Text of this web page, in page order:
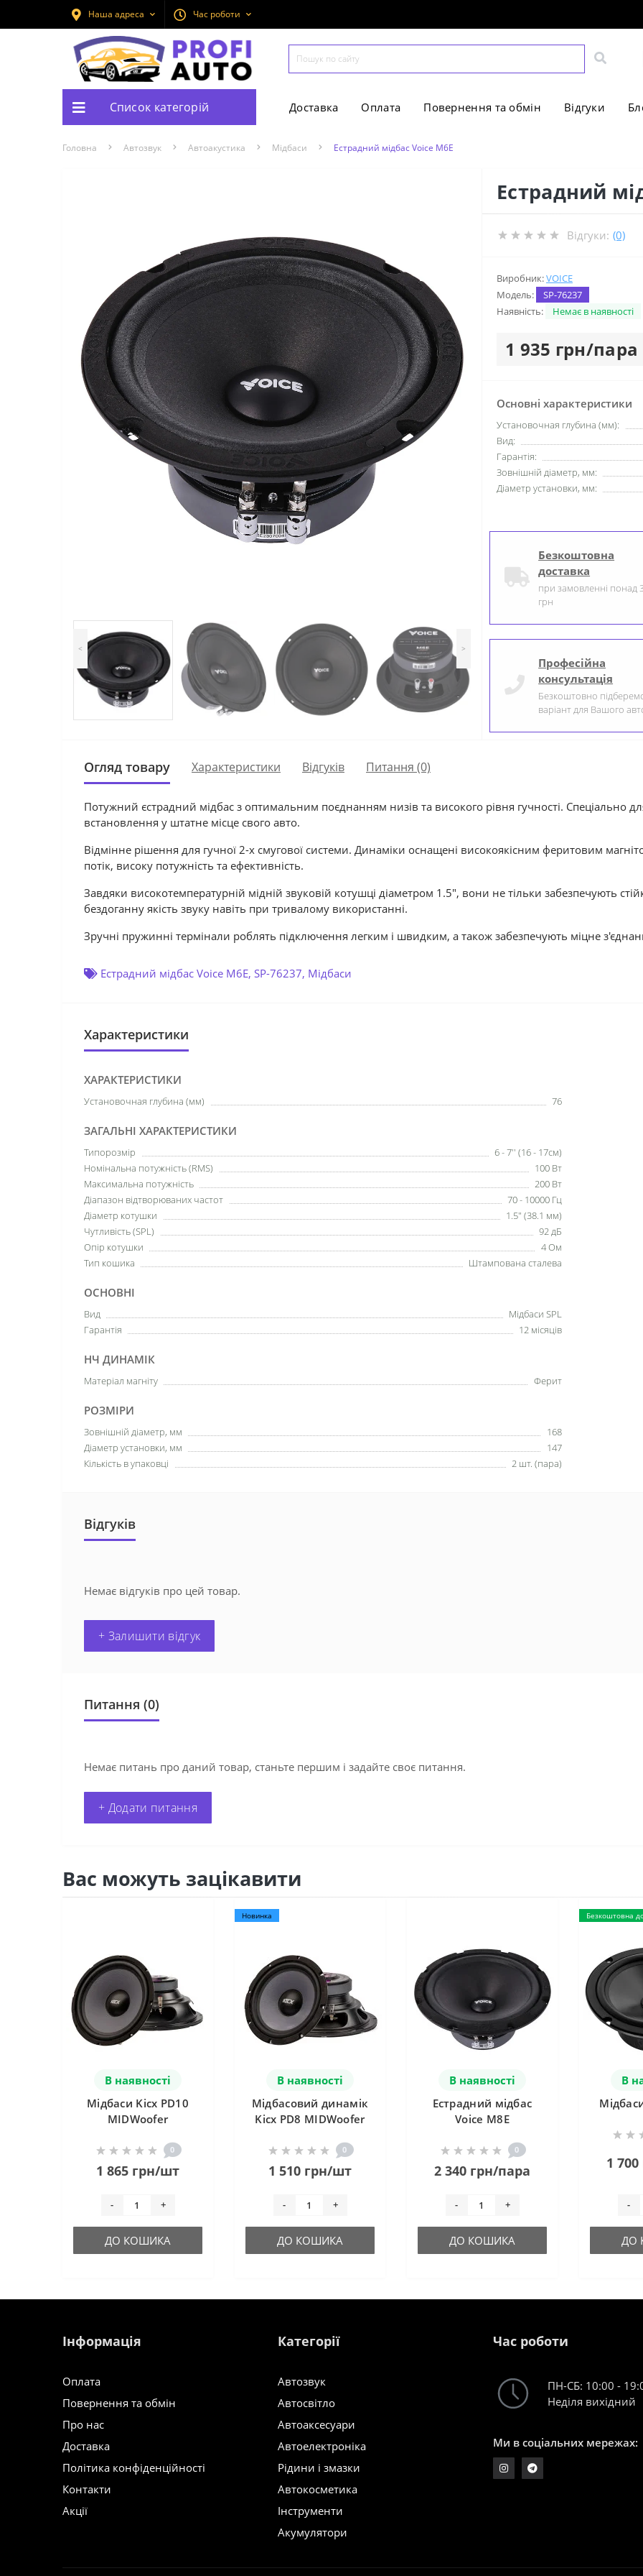
Наша адреса Час роботи
Список категорій Доставка Оплата Повернення та обмін Відгуки
Головна Автозвук Автоакустика Мідбаси Естрадний мідбас Voice M6E
< >
Естрадний
Відгуки: (0)
Виробник:VOICE
Модель:
SP-76237
Наявність:
Немає в наявності
1 935 грн/пара
Основні характеристики
Установочная глубина (мм):
Вид:
Гарантія:
Зовнішній діаметр, мм:
Діаметр установки, мм:
Безкоштовна
доставка
при замовленні понад
грн
Професійна
консультація
Безкоштовно
варіант для Вашого
Огляд товару Характеристики Відгуків Питання (0)
Потужний єстрадний мідбас з оптимальним поєднанням низів та високого рівня гучності. Спеціально
встановлення у штатне місце свого авто.
Відмінне рішення для гучної 2-х смугової системи. Динаміки оснащені високоякісним феритовим
потік, високу потужність та ефективність.
Завдяки високотемпературній мідній звуковій котушці діаметром 1.5", вони не тільки забезпечують
бездоганну якість звуку навіть при тривалому використанні.
Зручні пружинні термінали роблять підключення легким і швидким, а також забезпечують міцне
Естрадний мідбас Voice M6E, SP-76237, Мідбаси
Характеристики
ХАРАКТЕРИСТИКИ
Установочная глубина (мм) 76
ЗАГАЛЬНІ ХАРАКТЕРИСТИКИ
Типорозмір
6 - 7'' (16 - 17см)
Номінальна потужність (RMS)
100 Вт
Максимальна потужність
200 Вт
Діапазон відтворюваних частот
70 - 10000 Гц
Діаметр котушки
1.5" (38.1 мм)
Чутливість (SPL)
92 дБ
Опір котушки
4 Ом
Тип кошика
Штампована сталева
ОСНОВНІ
Вид
Мідбаси SPL
Гарантія
12 місяців
НЧ ДИНАМІК
Матеріал магніту Ферит
РОЗМІРИ
Зовнішній діаметр, мм
168
Діаметр установки, мм
147
Кількість в упаковці
2 шт. (пара)
Відгуків
Немає відгуків про цей товар.
+ Залишити відгук
Питання (0)
Немає питань про даний товар, станьте першим і задайте своє питання.
+ Додати питання
Вас можуть зацікавити
В наявності
Мідбаси Kicx PD10
MIDWoofer
0
1 865 грн/шт
- +
ДО КОШИКА
Новинка
В наявності
Мідбасовий динамік
Kicx PD8 MIDWoofer
0
1 510 грн/шт
- +
ДО КОШИКА
В наявності
Естрадний мідбас
Voice M8E
0
2 340 грн/пара
- +
ДО КОШИКА
Безкоштовна
В
1
-
ДО
Інформація
Оплата
Повернення та обмін
Про нас
Доставка
Політика конфіденційності
Контакти
Акції
Категорії
Автозвук
Автосвітло
Автоаксесуари
Автоелектроніка
Рідини і змазки
Автокосметика
Інструменти
Акумулятори
Час роботи
ПН-СБ: 10:00 -
Неділя вихідний
Ми в соціальних мережах: